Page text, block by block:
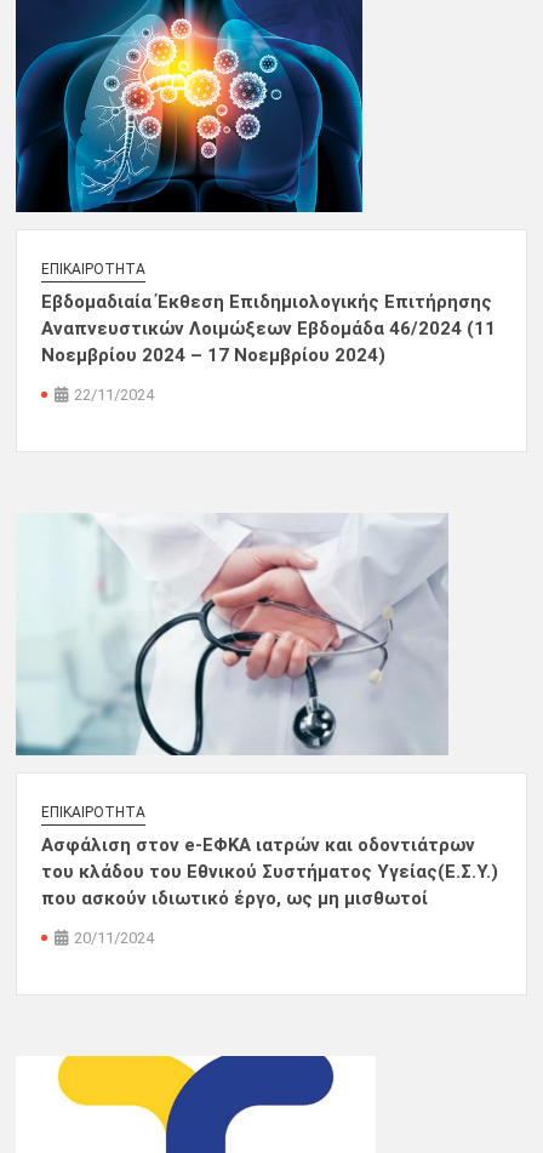
ΕΠΙΚΑΙΡΌΤΗΤΑ
Εβδομαδιαία Έκθεση Επιδημιολογικής Επιτήρησης
Αναπνευστικών Λοιμώξεων Εβδομάδα 46/2024 (11
Νοεμβρίου 2024 – 17 Νοεμβρίου 2024)
22/11/2024
ΕΠΙΚΑΙΡΌΤΗΤΑ
Ασφάλιση στον e-ΕΦΚΑ ιατρών και οδοντιάτρων
του κλάδου του Εθνικού Συστήματος Υγείας(Ε.Σ.Υ.)
που ασκούν ιδιωτικό έργο, ως μη μισθωτοί
20/11/2024